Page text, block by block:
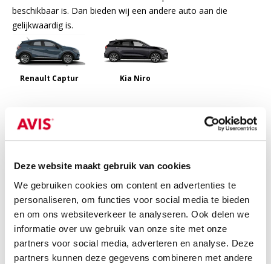
Deze website maakt gebruik van cookies
We gebruiken cookies om content en advertenties te
personaliseren, om functies voor social media te bieden
en om ons websiteverkeer te analyseren. Ook delen we
informatie over uw gebruik van onze site met onze
partners voor social media, adverteren en analyse. Deze
partners kunnen deze gegevens combineren met andere
beschikbaar is. Dan bieden wij een andere auto aan die
gelijkwaardig is.
Renault Captur Kia Niro
Inbegrepen
24/7 pechhulp in Europa
WA-verzekering
BTW
Niet inbegrepen
Niet bij de prijs inbegrepen